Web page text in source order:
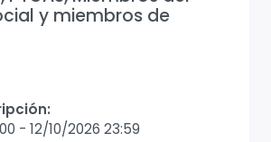
y miembros de
- 12/10/2026 23:59